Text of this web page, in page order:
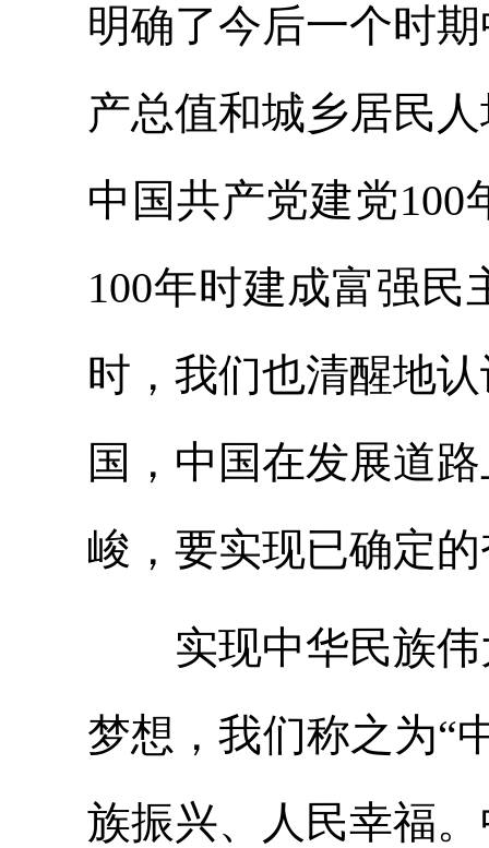
明确了今后一个时
产总值和城乡居民
中国共产党建党
100年时建成富强
时，我们也清醒地
国，中国在发展道
峻，要实现已确定
实现中华民族伟
梦想，我们称之为“
族振兴、人民幸福